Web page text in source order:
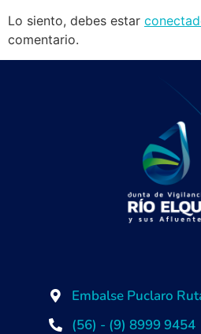
Lo siento, debes estar
comentario.
Embalse Puclaro
(56) - (9) 8999 9454